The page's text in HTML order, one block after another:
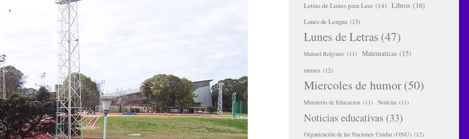
Letras de Lunes para Leer (14) Libros (16)
Lunes de Lengua (13)
Lunes de Letras (47)
Manuel Belgrano (11) Matematicas (15)
memes (12)
Miercoles de humor(50)
Ministerio de Educacion (11) Noticias (11)
Noticias educativas (33)
Organización de las Naciones Unidas (ONU) (12)